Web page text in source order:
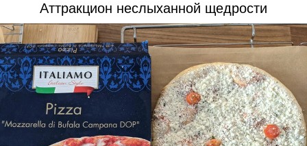
Аттракцион неслыханной щедрости